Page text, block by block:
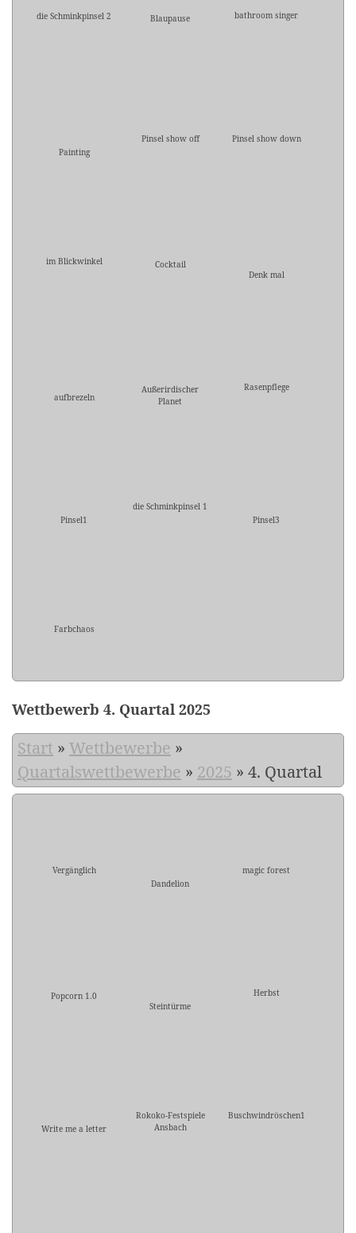
die Schminkpinsel 2 Blaupause bathroom singer
Painting
Pinsel show off Pinsel show down
im Blickwinkel
Cocktail
Denk mal
aufbrezeln
Außerirdischer
Planet
Rasenpflege
Pinsel1
die Schminkpinsel 1
Pinsel3
Farbchaos
Wettbewerb 4. Quartal 2025
Start » Wettbewerbe »
Quartalswettbewerbe » 2025 » 4. Quartal
Vergänglich
Dandelion
magic forest
Popcorn 1.0
Steintürme
Herbst
Write me a letter
Rokoko-Festspiele
Ansbach
Buschwindröschen1